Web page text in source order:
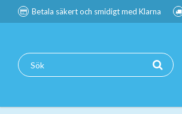
Betala säkert och smidigt med Klarna